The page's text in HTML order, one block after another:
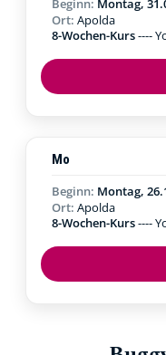
Beginn: Montag,
Ort: Apolda
8-Wochen-Kurs----
Mo
Beginn: Montag,
Ort: Apolda
8-Wochen-Kurs----